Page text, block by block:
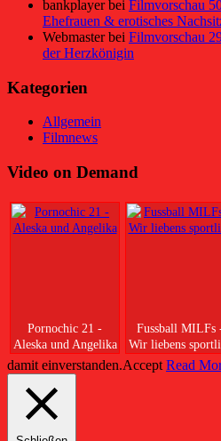
bankplayerbei Filmvorschau
Ehefrauen & erotisches
Webmasterbei Filmvorschau
der Herzkönigin
Kategorien
Allgemein
Filmnews
Video on Demand
Pornochic 21 -
Aleska und Angelika
Fussball MILFs
Wir liebens
damit einverstanden.Accept Read